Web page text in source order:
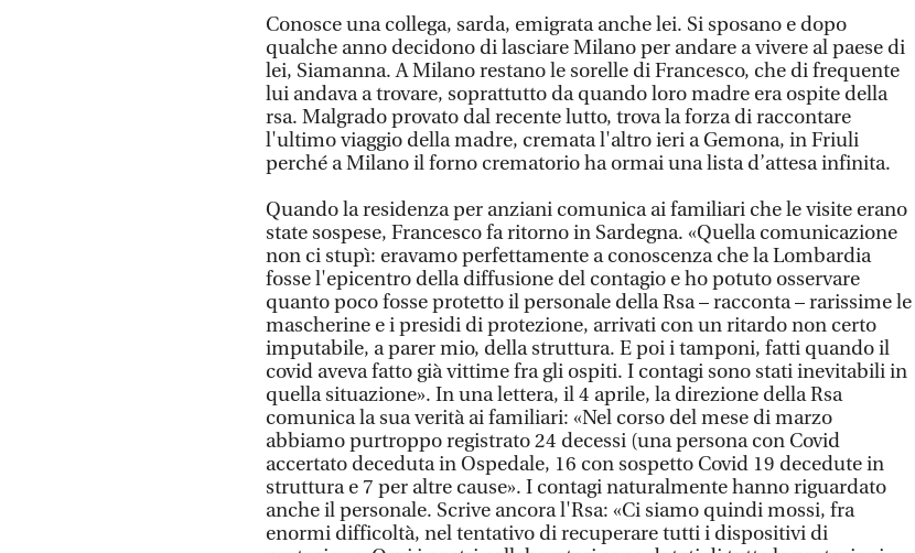
Conosce una collega, sarda, emigrata anche lei. Si sposano e dopo
qualche anno decidono di lasciare Milano per andare a vivere al paese di
lei, Siamanna. A Milano restano le sorelle di Francesco, che di frequente
lui andava a trovare, soprattutto da quando loro madre era ospite della
rsa. Malgrado provato dal recente lutto, trova la forza di raccontare
l'ultimo viaggio della madre, cremata l'altro ieri a Gemona, in Friuli
perché a Milano il forno crematorio ha ormai una lista d’attesa infinita.
Quando la residenza per anziani comunica ai familiari che le visite erano
state sospese, Francesco fa ritorno in Sardegna. «Quella comunicazione
non ci stupì: eravamo perfettamente a conoscenza che la Lombardia
fosse l'epicentro della diffusione del contagio e ho potuto osservare
quanto poco fosse protetto il personale della Rsa – racconta – rarissime le
mascherine e i presidi di protezione, arrivati con un ritardo non certo
imputabile, a parer mio, della struttura. E poi i tamponi, fatti quando il
covid aveva fatto già vittime fra gli ospiti. I contagi sono stati inevitabili in
quella situazione». In una lettera, il 4 aprile, la direzione della Rsa
comunica la sua verità ai familiari: «Nel corso del mese di marzo
abbiamo purtroppo registrato 24 decessi (una persona con Covid
accertato deceduta in Ospedale, 16 con sospetto Covid 19 decedute in
struttura e 7 per altre cause». I contagi naturalmente hanno riguardato
anche il personale. Scrive ancora l'Rsa: «Ci siamo quindi mossi, fra
enormi difficoltà, nel tentativo di recuperare tutti i dispositivi di